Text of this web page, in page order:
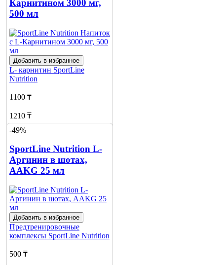
Карнитином 3000 мг,
500 мл
Добавить в избранное
L- карнитин SportLine
Nutrition
1100 ₸
1210 ₸
Добавить в корзину
-49%
SportLine Nutrition L-
Аргинин в шотах,
AAKG 25 мл
Добавить в избранное
Предтренировочные
комплексы SportLine Nutrition
500 ₸